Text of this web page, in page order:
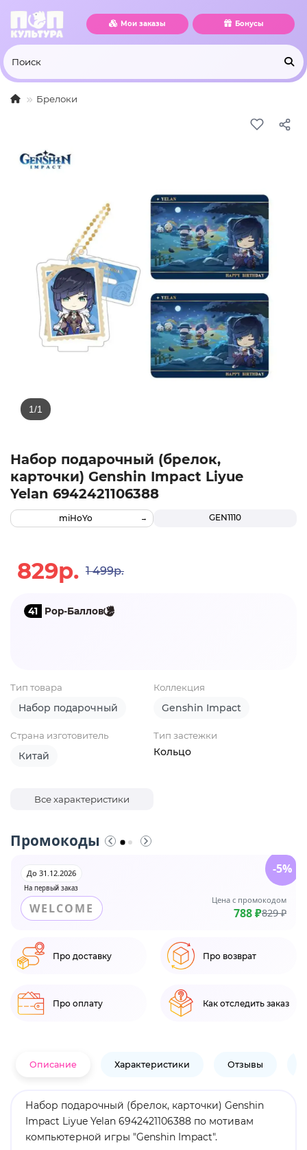
Мои заказы Бонусы
Брелоки
Набор подарочный (брелок,
карточки) Genshin Impact Liyue
Yelan 6942421106388
GEN1110
miHoYo
829р. 1 499р.
41 Pop-Баллов
Тип товара
Набор подарочный
Коллекция
Genshin Impact
Страна изготовитель
Китай
Тип застежки
Кольцо
Все характеристики
Промокоды
На первый заказ
До 31.12.2026
WELCOME
Цена с промокодом
788 ₽829 ₽
-5%
Про доставку Про возврат
Про оплату Как отследить заказ
Описание Характеристики Отзывы
Набор подарочный (брелок, карточки) Genshin
Impact Liyue Yelan 6942421106388 по мотивам
компьютерной игры "Genshin Impact".